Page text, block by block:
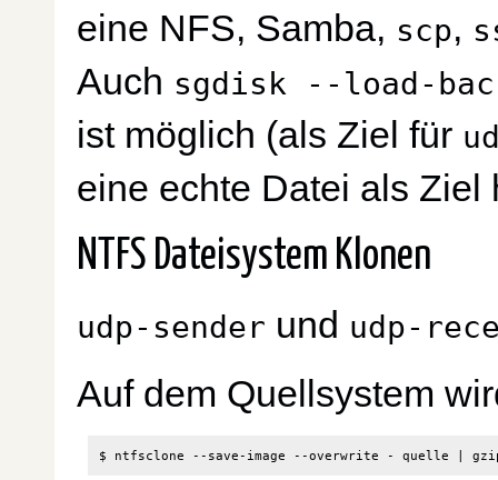
eine NFS, Samba, scp,
Auch sgdisk --load-
ist möglich (als Ziel für
eine echte Datei als Ziel
NTFS Dateisystem Klonen
udp-sender und udp-
Auf dem Quellsystem
$ ntfsclone --save-image --overwrite - quelle